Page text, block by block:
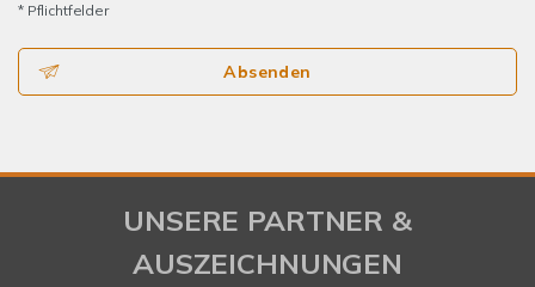
* Pflichtfelder
Absenden
UNSERE PARTNER &
AUSZEICHNUNGEN